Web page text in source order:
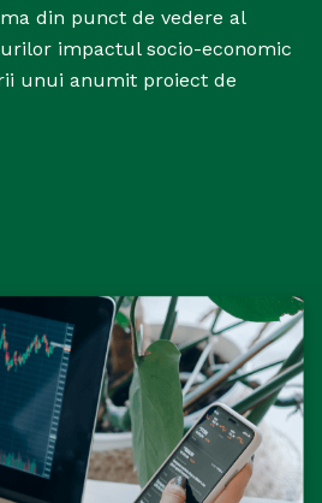
din punct de vedere al
impactul socio-economic
unui anumit proiect de